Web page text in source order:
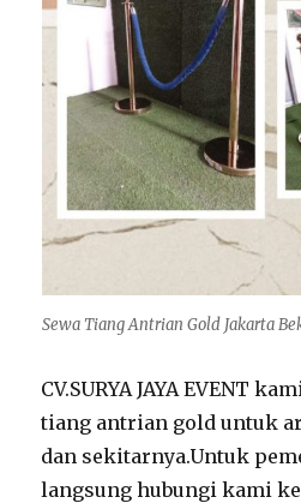
Sewa Tiang Antrian Gold Jakarta
CV.SURYA JAYA EVENT
tiang antrian gold untuk
dan sekitarnya.Untuk
langsung hubungi kami